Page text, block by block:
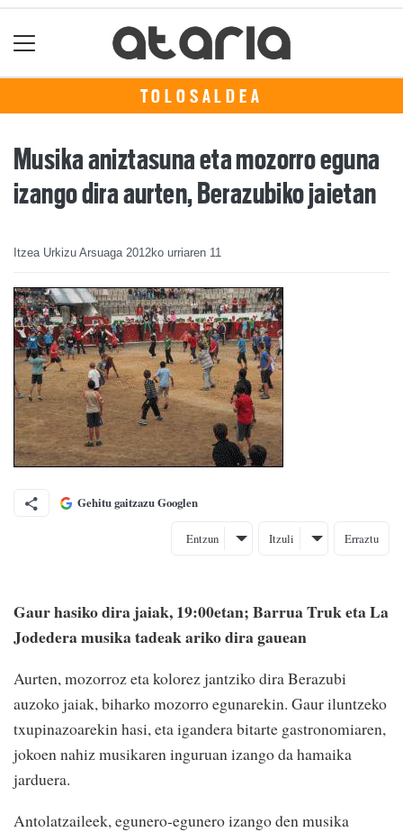
TOLOSALDEA
Musika aniztasuna eta mozorro eguna
izango dira aurten, Berazubiko jaietan
Itzea Urkizu Arsuaga 2012ko urriaren 11
Gehitu gaitzazu Googlen
Entzun Itzuli Erraztu
Gaur hasiko dira jaiak, 19:00etan; Barrua Truk eta La
Jodedera musika tadeak ariko dira gauean
Aurten, mozorroz eta kolorez jantziko dira Berazubi
auzoko jaiak, biharko mozorro egunarekin. Gaur iluntzeko
txupinazoarekin hasi, eta igandera bitarte gastronomiaren,
jokoen nahiz musikaren inguruan izango da hamaika
jarduera.
Antolatzaileek, egunero-egunero izango den musika